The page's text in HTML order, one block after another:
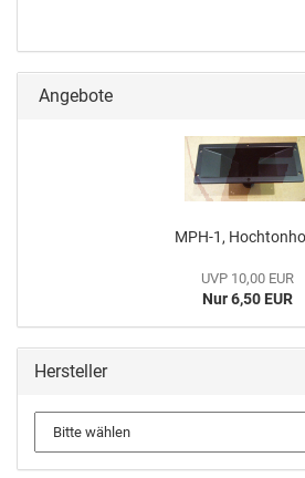
Angebote
MPH-1,
UVP 10,00 EUR
Nur 6,50 EUR
Hersteller